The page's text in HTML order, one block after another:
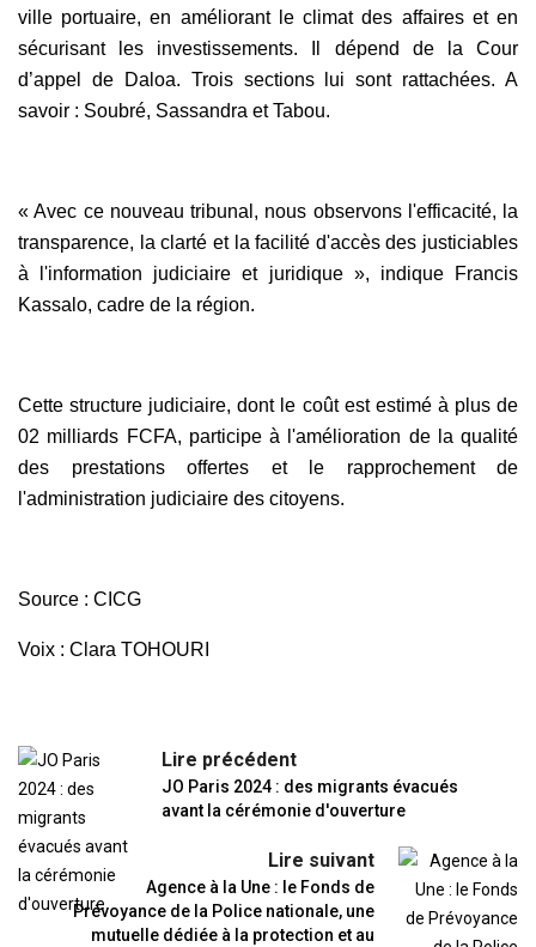
ville portuaire, en améliorant le climat des affaires et en
sécurisant les investissements. Il dépend de la Cour
d’appel de Daloa. Trois sections lui sont rattachées. A
savoir : Soubré, Sassandra et Tabou.
« Avec ce nouveau tribunal, nous observons l'efficacité, la
transparence, la clarté et la facilité d'accès des justiciables
à l'information judiciaire et juridique », indique Francis
Kassalo, cadre de la région.
Cette structure judiciaire, dont le coût est estimé à plus de
02 milliards FCFA, participe à l'amélioration de la qualité
des prestations offertes et le rapprochement de
l'administration judiciaire des citoyens.
Source : CICG
Voix : Clara TOHOURI
Lire précédent
JO Paris 2024 : des migrants évacués
avant la cérémonie d'ouverture
Lire suivant
Agence à la Une : le Fonds de
Prévoyance de la Police nationale, une
mutuelle dédiée à la protection et au